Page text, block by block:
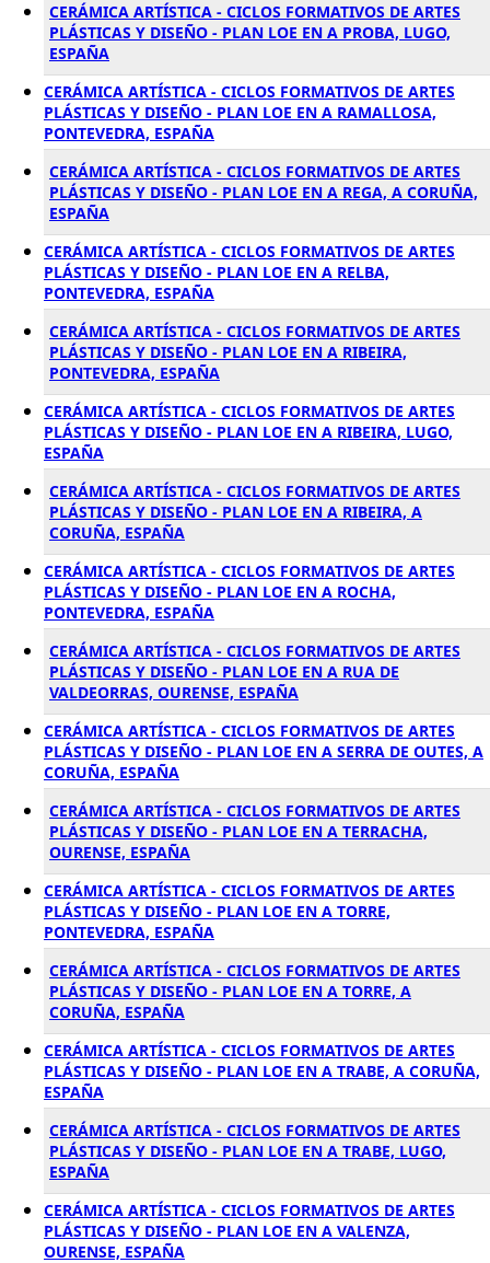
CERÁMICA ARTÍSTICA - CICLOS FORMATIVOS DE ARTES
PLÁSTICAS Y DISEÑO - PLAN LOE EN A PROBA, LUGO,
ESPAÑA
CERÁMICA ARTÍSTICA - CICLOS FORMATIVOS DE ARTES
PLÁSTICAS Y DISEÑO - PLAN LOE EN A RAMALLOSA,
PONTEVEDRA, ESPAÑA
CERÁMICA ARTÍSTICA - CICLOS FORMATIVOS DE ARTES
PLÁSTICAS Y DISEÑO - PLAN LOE EN A REGA, A CORUÑA,
ESPAÑA
CERÁMICA ARTÍSTICA - CICLOS FORMATIVOS DE ARTES
PLÁSTICAS Y DISEÑO - PLAN LOE EN A RELBA,
PONTEVEDRA, ESPAÑA
CERÁMICA ARTÍSTICA - CICLOS FORMATIVOS DE ARTES
PLÁSTICAS Y DISEÑO - PLAN LOE EN A RIBEIRA,
PONTEVEDRA, ESPAÑA
CERÁMICA ARTÍSTICA - CICLOS FORMATIVOS DE ARTES
PLÁSTICAS Y DISEÑO - PLAN LOE EN A RIBEIRA, LUGO,
ESPAÑA
CERÁMICA ARTÍSTICA - CICLOS FORMATIVOS DE ARTES
PLÁSTICAS Y DISEÑO - PLAN LOE EN A RIBEIRA, A
CORUÑA, ESPAÑA
CERÁMICA ARTÍSTICA - CICLOS FORMATIVOS DE ARTES
PLÁSTICAS Y DISEÑO - PLAN LOE EN A ROCHA,
PONTEVEDRA, ESPAÑA
CERÁMICA ARTÍSTICA - CICLOS FORMATIVOS DE ARTES
PLÁSTICAS Y DISEÑO - PLAN LOE EN A RUA DE
VALDEORRAS, OURENSE, ESPAÑA
CERÁMICA ARTÍSTICA - CICLOS FORMATIVOS DE ARTES
PLÁSTICAS Y DISEÑO - PLAN LOE EN A SERRA DE OUTES, A
CORUÑA, ESPAÑA
CERÁMICA ARTÍSTICA - CICLOS FORMATIVOS DE ARTES
PLÁSTICAS Y DISEÑO - PLAN LOE EN A TERRACHA,
OURENSE, ESPAÑA
CERÁMICA ARTÍSTICA - CICLOS FORMATIVOS DE ARTES
PLÁSTICAS Y DISEÑO - PLAN LOE EN A TORRE,
PONTEVEDRA, ESPAÑA
CERÁMICA ARTÍSTICA - CICLOS FORMATIVOS DE ARTES
PLÁSTICAS Y DISEÑO - PLAN LOE EN A TORRE, A
CORUÑA, ESPAÑA
CERÁMICA ARTÍSTICA - CICLOS FORMATIVOS DE ARTES
PLÁSTICAS Y DISEÑO - PLAN LOE EN A TRABE, A CORUÑA,
ESPAÑA
CERÁMICA ARTÍSTICA - CICLOS FORMATIVOS DE ARTES
PLÁSTICAS Y DISEÑO - PLAN LOE EN A TRABE, LUGO,
ESPAÑA
CERÁMICA ARTÍSTICA - CICLOS FORMATIVOS DE ARTES
PLÁSTICAS Y DISEÑO - PLAN LOE EN A VALENZA,
OURENSE, ESPAÑA